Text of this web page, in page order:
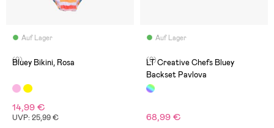
Auf Lager
(0)
Bluey Bikini, Rosa
14,99 €
UVP: 25,99 €
Auf Lager
(0)
LT Creative Chefs Bluey
Backset Pavlova
68,99 €